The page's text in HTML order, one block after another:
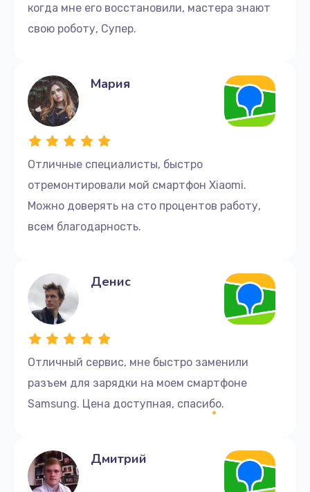
когда мне его восстановили, мастера знают
свою роботу, Супер.
Отличные cпециалисты, быстро
отремонтировали мой смартфон Xiaomi.
Можно доверять на сто процентов работу,
всем благодарность.
Мария
Отличный сервис, мне быстро заменили
разъем для зарядки на моем смартфоне
Samsung. Цена доступная, спасибо.
Денис
Дмитрий